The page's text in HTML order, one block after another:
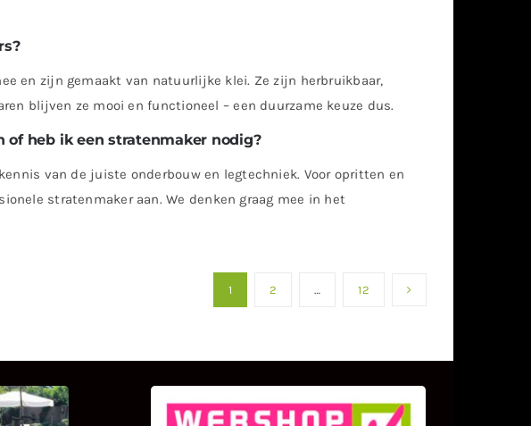
en zijn gemaakt van natuurlijke klei. Ze zijn herbruikbaar,
blijven ze mooi en functioneel – een duurzame keuze dus.
of heb ik een stratenmaker nodig?
van de juiste onderbouw en legtechniek. Voor opritten en
stratenmaker aan. We denken graag mee in het
1 2 … 12
KLANT BEOORDELINGEN